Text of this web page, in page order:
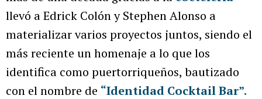
llevó a Edrick Colón y Stephen Alonso a
materializar varios proyectos juntos, siendo el
más reciente un homenaje a lo que los
identifica como puertorriqueños, bautizado
con el nombre de “Identidad Cocktail Bar”.